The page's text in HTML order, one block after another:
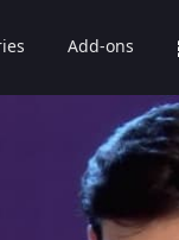
Add-ons